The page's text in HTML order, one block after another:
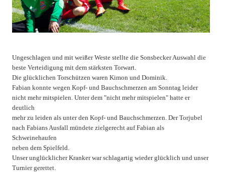
Ungeschlagen und mit weißer Weste stellte die Sonsbecker Auswahl die
beste Verteidigung mit dem stärksten Torwart.
Die glücklichen Torschützen waren Kimon und Dominik.
Fabian konnte wegen Kopf- und Bauchschmerzen am Sonntag leider
nicht mehr mitspielen. Unter dem "nicht mehr mitspielen" hatte er
deutlich
mehr zu leiden als unter den Kopf- und Bauchschmerzen. Der Torjubel
nach Fabians Ausfall mündete zielgerecht auf Fabian als
Schweinehaufen
neben dem Spielfeld.
Unser unglücklicher Kranker war schlagartig wieder glücklich und unser
Turnier gerettet.